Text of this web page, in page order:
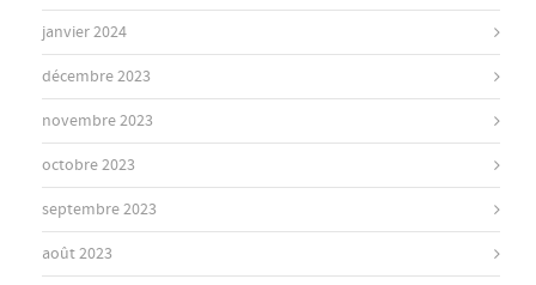
janvier 2024
décembre 2023
novembre 2023
octobre 2023
septembre 2023
août 2023